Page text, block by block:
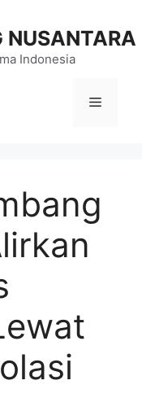
Indonesia
Menu